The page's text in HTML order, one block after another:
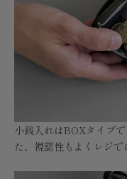
小銭入れはBOXタイプ
た、視認性もよくレジで